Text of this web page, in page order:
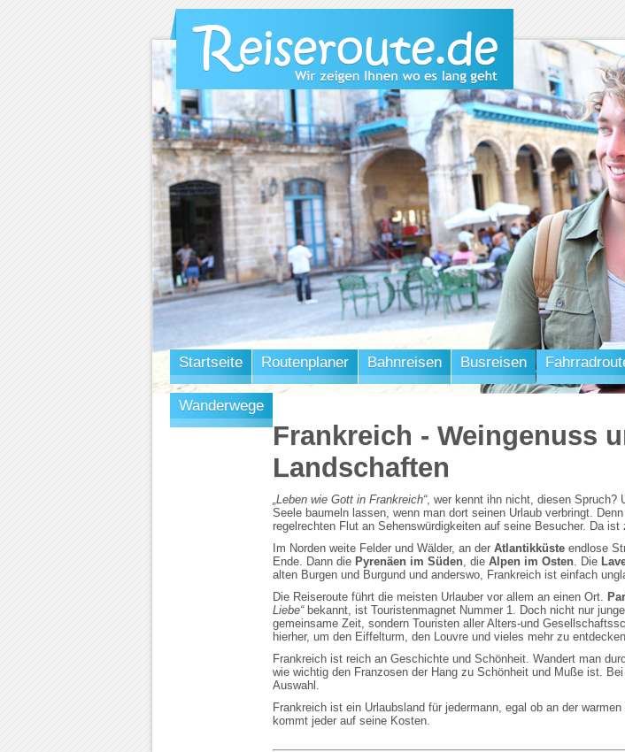
Startseite Routenplaner Bahnreisen Busreisen
Wanderwege
Frankreich - Weingenuss
Landschaften
„Leben wie Gott in Frankreich“, wer kennt ihn nicht, diesen Spruch?
Seele baumeln lassen, wenn man dort seinen Urlaub verbringt.
regelrechten Flut an Sehenswürdigkeiten auf seine Besucher. Da
Im Norden weite Felder und Wälder, an der Atlantikküste endlose
Ende. Dann die Pyrenäen im Süden, die Alpen im Osten. Die
alten Burgen und Burgund und anderswo, Frankreich ist einfach
Die Reiseroute führt die meisten Urlauber vor allem an einen Ort.
Liebe“bekannt, ist Touristenmagnet Nummer 1. Doch nicht nur
gemeinsame Zeit, sondern Touristen aller Alters-und
hierher, um den Eiffelturm, den Louvre und vieles mehr zu
Frankreich ist reich an Geschichte und Schönheit. Wandert man
wie wichtig den Franzosen der Hang zu Schönheit und Muße ist.
Auswahl.
Frankreich ist ein Urlaubsland für jedermann, egal ob an der warmen
kommt jeder auf seine Kosten.